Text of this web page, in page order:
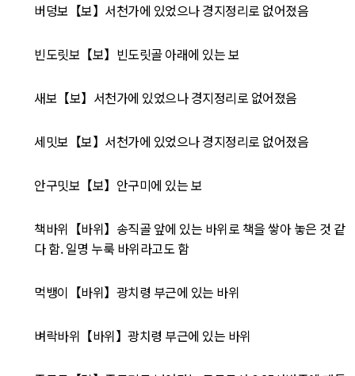
버덩보【보】서천가에 있었으나 경지정리로 없어졌음
빈도릿보【보】빈도릿골 아래에 있는 보
새보【보】서천가에 있었으나 경지정리로 없어졌음
세밋보【보】서천가에 있었으나 경지정리로 없어졌음
안구밋보【보】안구미에 있는 보
책바위【바위】송직골 앞에 있는 바위로 책을 쌓아 놓은 것 같
다 함. 일명 누룩 바위라고도 함
먹뱅이【바위】광치령 부근에 있는 바위
벼락바위【바위】광치령 부근에 있는 바위